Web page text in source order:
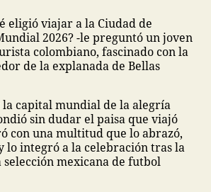
eligió viajar a la Ciudad de
2026? -le preguntó un joven
colombiano, fascinado con la
de la explanada de Bellas
la capital mundial de la alegría
sin dudar el paisa que viajó
con una multitud que lo abrazó,
lo integró a la celebración tras la
mexicana de futbol